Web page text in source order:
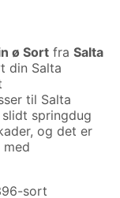
ø Sort fra Salta
din Salta
til Salta
springdug
og det er
sort